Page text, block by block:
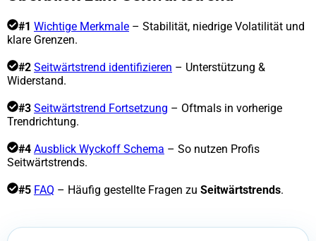
#1 Wichtige Merkmale – Stabilität, niedrige Volatilität und
klare Grenzen.
#2 Seitwärtstrend identifizieren – Unterstützung &
Widerstand.
#3 Seitwärtstrend Fortsetzung – Oftmals in vorherige
Trendrichtung.
#4 Ausblick Wyckoff Schema – So nutzen Profis
Seitwärtstrends.
#5 FAQ – Häufig gestellte Fragen zu Seitwärtstrends.